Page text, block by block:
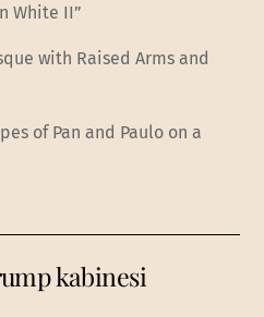
White II”
with Raised Arms and
of Pan and Paulo on a
kabinesi